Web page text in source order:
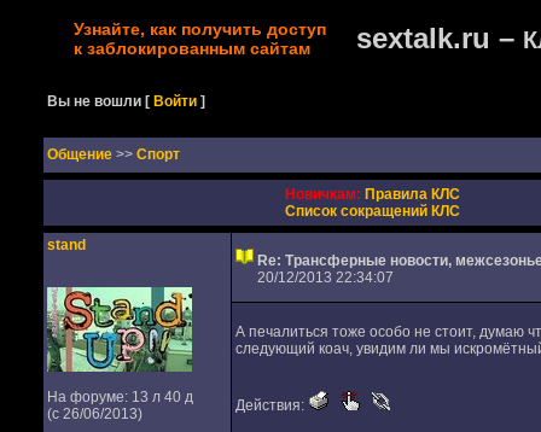
Узнайте, как получить доступ
к заблокированным сайтам
sextalk.ru –
Вы не вошли [Войти ]
Oбщение >> Спорт
Новичкам: Правила КЛС
Список сокращений КЛС
stand
На форуме: 13 л 40 д
(с 26/06/2013)
Re: Трансферные новости,
20/12/2013 22:34:07
А печалиться тоже особо не стоит, думаю
следующий коач, увидим ли мы
Действия: